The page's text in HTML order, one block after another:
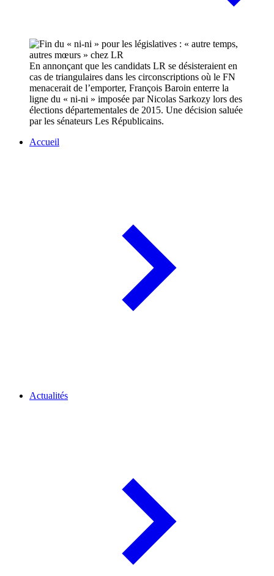
En annonçant que les candidats LR se désisteraient en
cas de triangulaires dans les circonscriptions où le FN
menacerait de l’emporter, François Baroin enterre la
ligne du « ni-ni » imposée par Nicolas Sarkozy lors des
élections départementales de 2015. Une décision saluée
par les sénateurs Les Républicains.
Accueil
Actualités